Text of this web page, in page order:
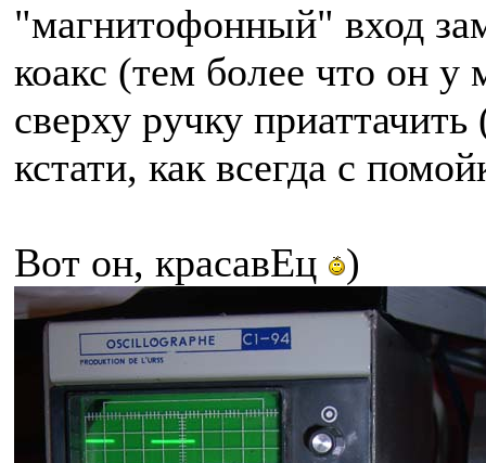
"магнитофонный" вход
коакс (тем более что он
сверху ручку
кстати, как всегда с
Вот он, красавЕц )